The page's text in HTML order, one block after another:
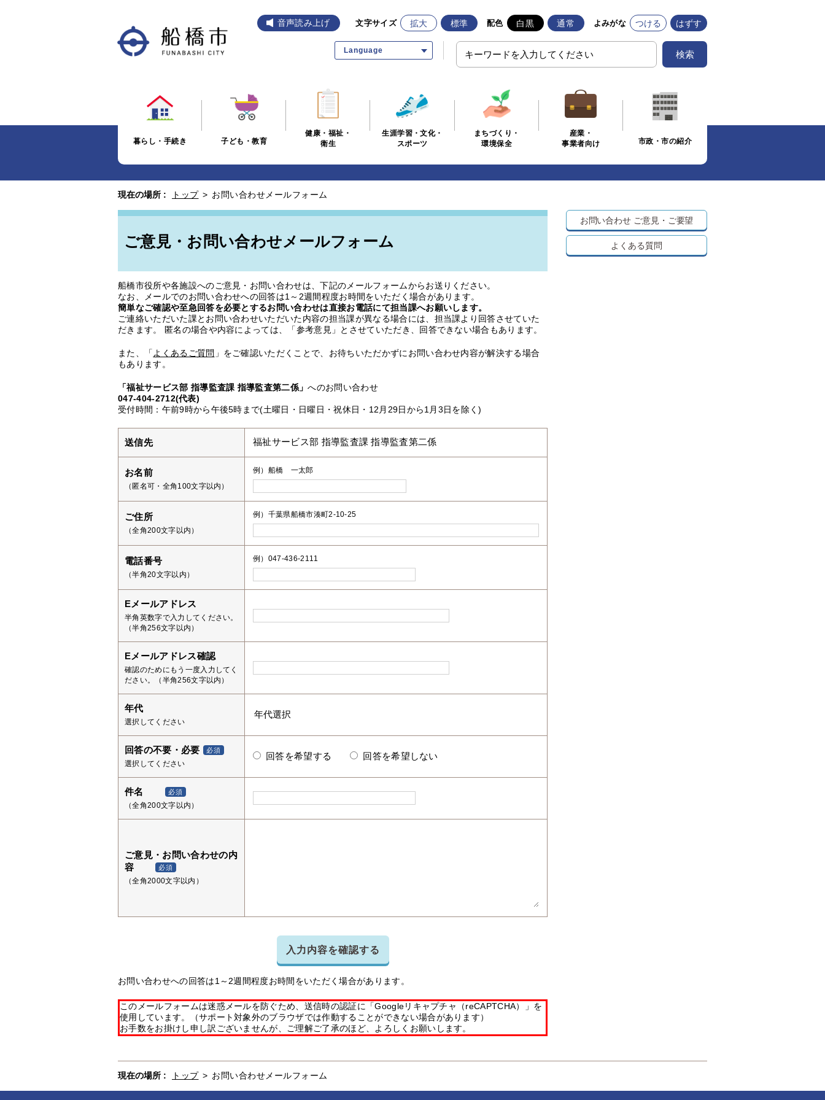
音声読み上げ 文字サイズ 拡大 標準 配色 白黒 通常 よみがな つける はずす
Language 検索
暮らし・手続き 子ども・教育
健康・福祉・
衛生
生涯学習・文化・
スポーツ
まちづくり・
環境保全
産業・
事業者向け
市政・市の紹介
現在の場所 : トップ > お問い合わせメールフォーム
ご意見・お問い合わせメールフォーム
船橋市役所や各施設へのご意見・お問い合わせは、下記のメールフォームからお送りください。
なお、メールでのお問い合わせへの回答は1～2週間程度お時間をいただく場合があります。
簡単なご確認や至急回答を必要とするお問い合わせは直接お電話にて担当課へお願いします。
ご連絡いただいた課とお問い合わせいただいた内容の担当課が異なる場合には、担当課より回答させていた
だきます。 匿名の場合や内容によっては、「参考意見」とさせていただき、回答できない場合もあります。
また、「 よくあるご質問 」をご確認いただくことで、お待ちいただかずにお問い合わせ内容が解決する場合
もあります。
「福祉サービス部 指導監査課 指導監査第二係」へのお問い合わせ
047-404-2712(代表)
受付時間：午前9時から午後5時まで(土曜日・日曜日・祝休日・12月29日から1月3日を除く)
送信先 福祉サービス部 指導監査課 指導監査第二係
お名前
（匿名可・全角100文字以内）
例）船橋 一太郎
ご住所
（全角200文字以内）
例）千葉県船橋市湊町2-10-25
電話番号
（半角20文字以内）
例）047-436-2111
Eメールアドレス
半角英数字で入力してください。
（半角256文字以内）
Eメールアドレス確認
確認のためにもう一度入力してく
ださい。（半角256文字以内）
年代
選択してください
回答の不要・必要 必須
選択してください
回答を希望する 回答を希望しない
件名 必須
（全角200文字以内）
ご意見・お問い合わせの内
容
必須
（全角2000文字以内）
入力内容を確認する
お問い合わせへの回答は1～2週間程度お時間をいただく場合があります。
このメールフォームは迷惑メールを防ぐため、送信時の認証に「Googleリキャプチャ（reCAPTCHA）」を
使用しています。（サポート対象外のブラウザでは作動することができない場合があります）
お手数をお掛けし申し訳ございませんが、ご理解ご了承のほど、よろしくお願いします。
お問い合わせ ご意見・ご要望
よくある質問
現在の場所 : トップ > お問い合わせメールフォーム